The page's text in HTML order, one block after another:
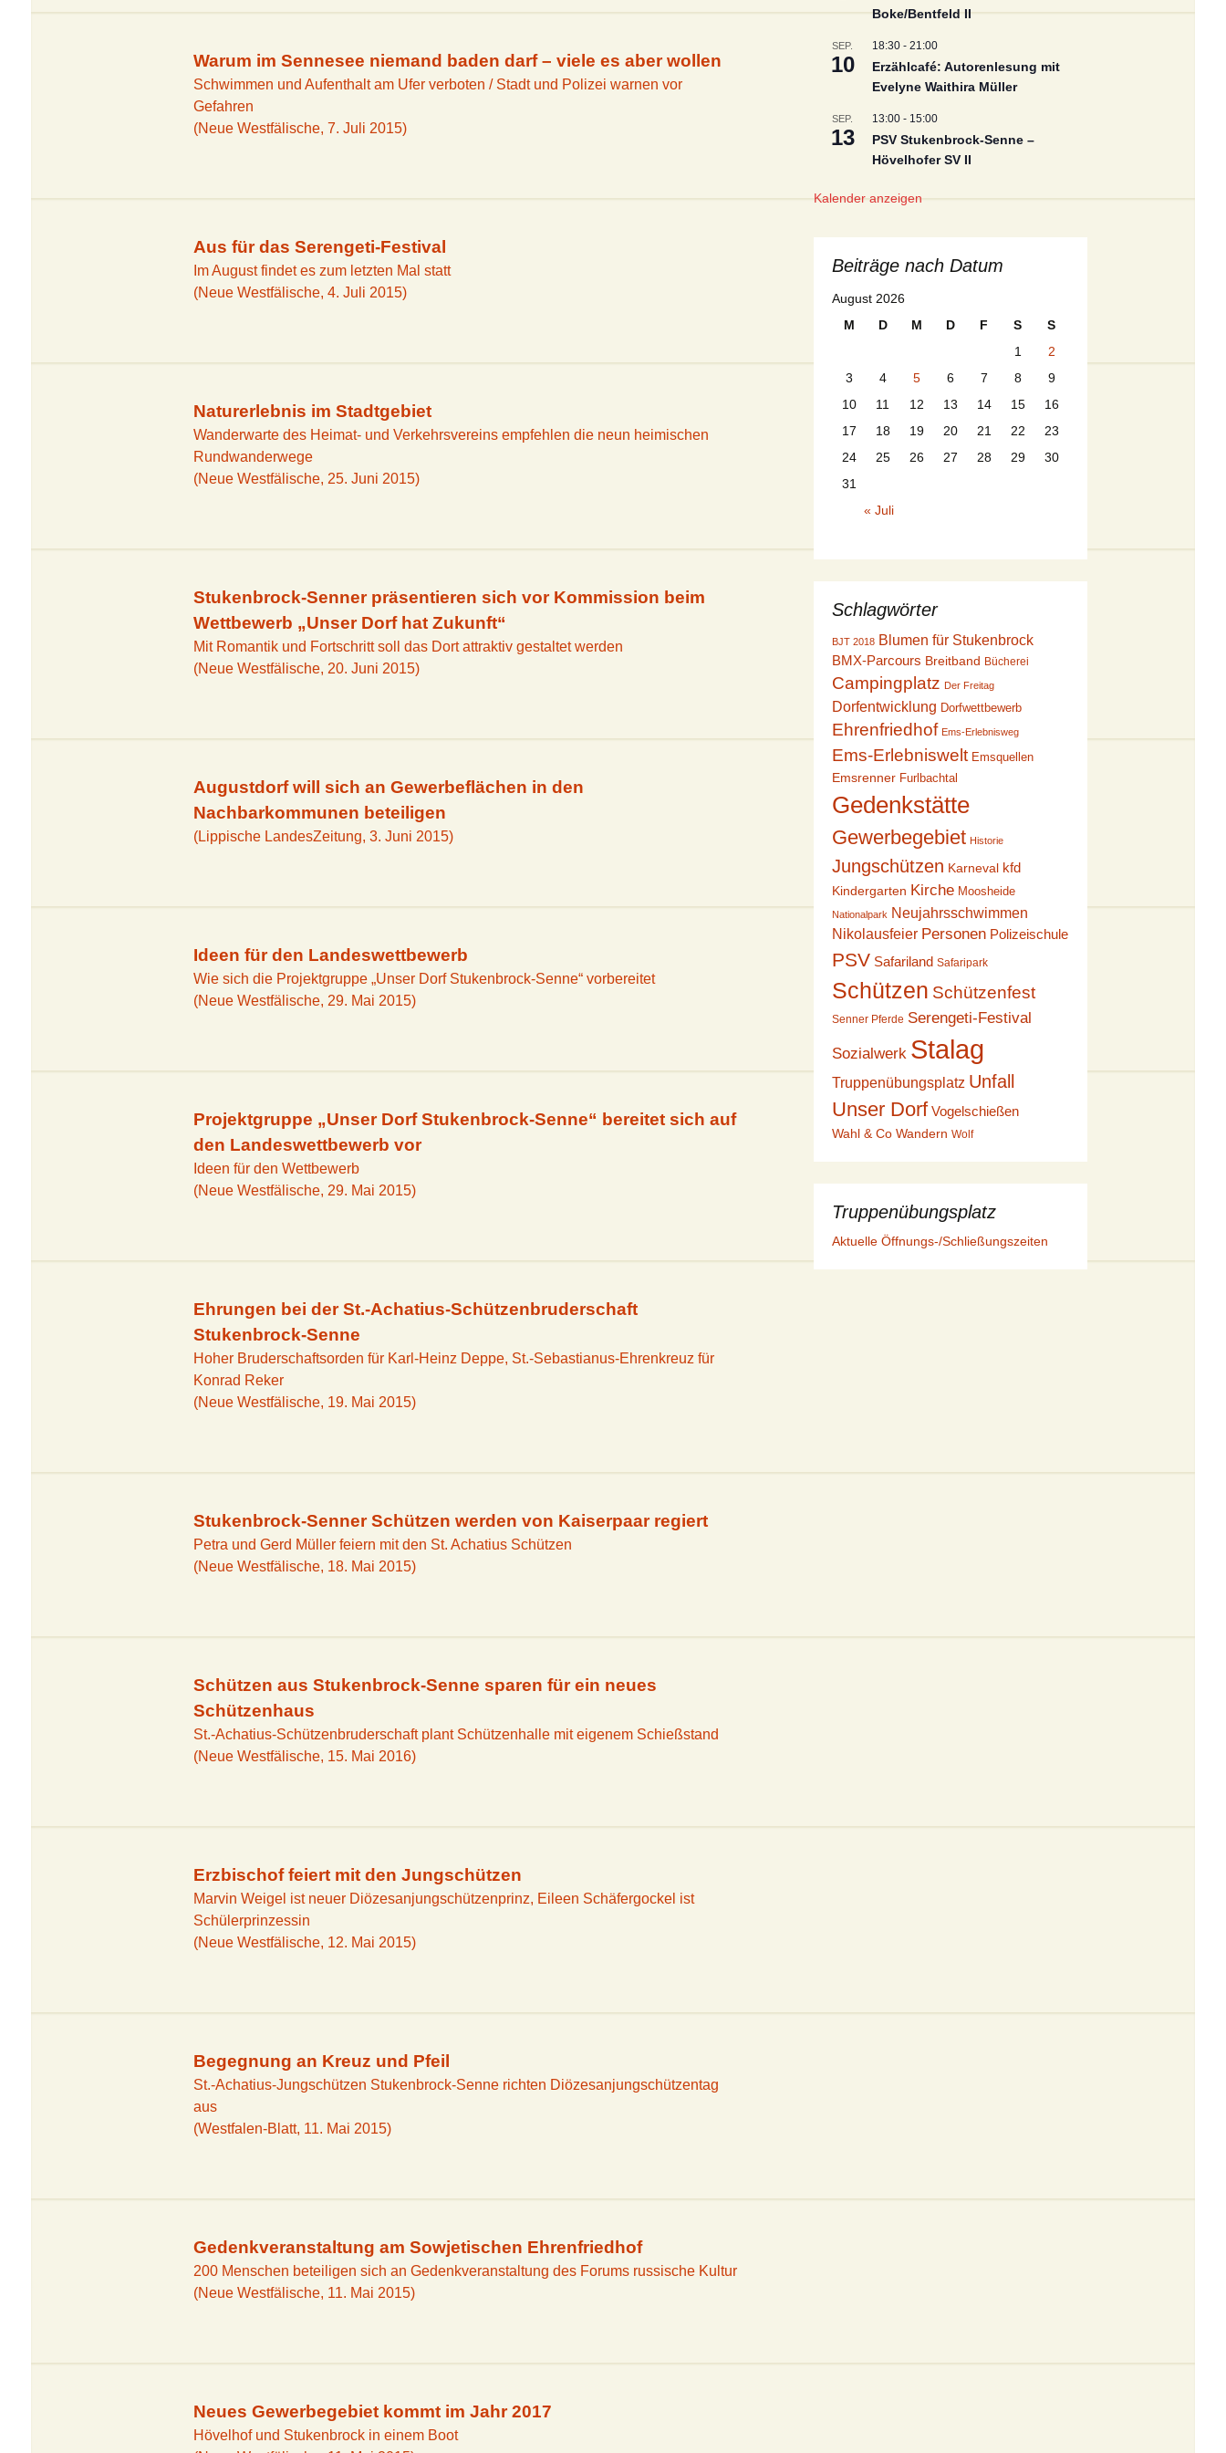
BJT 2018
Serengeti-Festival
Presseberichte 2011
Presseberichte 2010
Warum im Sennesee niemand baden darf – viele es aber wollen
Schwimmen und Aufenthalt am Ufer verboten / Stadt und Polizei warnen vor
Gefahren
(Neue Westfälische, 7. Juli 2015)
Aus für das Serengeti-Festival
Im August findet es zum letzten Mal statt
(Neue Westfälische, 4. Juli 2015)
Naturerlebnis im Stadtgebiet
Wanderwarte des Heimat- und Verkehrsvereins empfehlen die neun heimischen
Rundwanderwege
(Neue Westfälische, 25. Juni 2015)
Stukenbrock-Senner präsentieren sich vor Kommission beim
Wettbewerb „Unser Dorf hat Zukunft“
Mit Romantik und Fortschritt soll das Dort attraktiv gestaltet werden
(Neue Westfälische, 20. Juni 2015)
Augustdorf will sich an Gewerbeflächen in den
Nachbarkommunen beteiligen
(Lippische LandesZeitung, 3. Juni 2015)
Ideen für den Landeswettbewerb
Wie sich die Projektgruppe „Unser Dorf Stukenbrock-Senne“ vorbereitet
(Neue Westfälische, 29. Mai 2015)
Projektgruppe „Unser Dorf Stukenbrock-Senne“ bereitet sich auf
den Landeswettbewerb vor
Ideen für den Wettbewerb
(Neue Westfälische, 29. Mai 2015)
Ehrungen bei der St.-Achatius-Schützenbruderschaft
Stukenbrock-Senne
Hoher Bruderschaftsorden für Karl-Heinz Deppe, St.-Sebastianus-Ehrenkreuz für
Konrad Reker
(Neue Westfälische, 19. Mai 2015)
Stukenbrock-Senner Schützen werden von Kaiserpaar regiert
Petra und Gerd Müller feiern mit den St. Achatius Schützen
(Neue Westfälische, 18. Mai 2015)
Schützen aus Stukenbrock-Senne sparen für ein neues
Schützenhaus
St.-Achatius-Schützenbruderschaft plant Schützenhalle mit eigenem Schießstand
(Neue Westfälische, 15. Mai 2016)
Erzbischof feiert mit den Jungschützen
Marvin Weigel ist neuer Diözesanjungschützenprinz, Eileen Schäfergockel ist
Schülerprinzessin
(Neue Westfälische, 12. Mai 2015)
Begegnung an Kreuz und Pfeil
St.-Achatius-Jungschützen Stukenbrock-Senne richten Diözesanjungschützentag
aus
(Westfalen-Blatt, 11. Mai 2015)
Gedenkveranstaltung am Sowjetischen Ehrenfriedhof
200 Menschen beteiligen sich an Gedenkveranstaltung des Forums russische Kultur
(Neue Westfälische, 11. Mai 2015)
Neues Gewerbegebiet kommt im Jahr 2017
Hövelhof und Stukenbrock in einem Boot
Boke/Bentfeld II
SEP.
10
18:30- 21:00
Erzählcafé: Autorenlesung mit
Evelyne Waithira Müller
SEP.
13
13:00- 15:00
PSV Stukenbrock-Senne –
Hövelhofer SV II
Kalender anzeigen
Beiträge nach Datum
August 2026
M
D M D F S
S
1
2
3
4 5 6 7 8
9
10
11 12 13 14 15
16
17
18 19 20 21 22
23
24
25 26 27 28 29
30
31
« Juli
Schlagwörter
BJT 2018 Blumen für Stukenbrock
BMX-Parcours Breitband Bücherei
Campingplatz Der Freitag
Dorfentwicklung Dorfwettbewerb
Ehrenfriedhof Ems-Erlebnisweg
Ems-Erlebniswelt Emsquellen
Emsrenner Furlbachtal
Gedenkstätte
Gewerbegebiet Historie
Jungschützen Karneval kfd
Kindergarten Kirche Moosheide
Nationalpark Neujahrsschwimmen
Nikolausfeier Personen Polizeischule
PSV Safariland Safaripark
Schützen Schützenfest
Senner Pferde Serengeti-Festival
Sozialwerk Stalag
Truppenübungsplatz Unfall
Unser Dorf Vogelschießen
Wahl & Co Wandern Wolf
Truppenübungsplatz
Aktuelle Öffnungs-/Schließungszeiten